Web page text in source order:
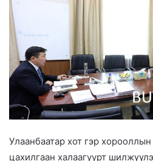
Улаанбаатар хот гэр
цахилгаан халаагуурт